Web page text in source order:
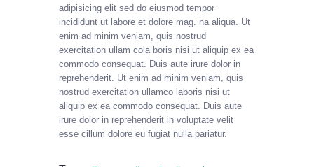
adipisicing elit sed do eiusmod tempor
incididunt ut labore et dolore mag. na aliqua. Ut
enim ad minim veniam, quis nostrud
exercitation ullam cola boris nisi ut aliquip ex ea
commodo consequat. Duis aute irure dolor in
reprehenderit. Ut enim ad minim veniam, quis
nostrud exercitation ullamco laboris nisi ut
aliquip ex ea commodo consequat. Duis aute
irure dolor in reprehenderit in voluptate velit
esse cillum dolore eu fugiat nulla pariatur.